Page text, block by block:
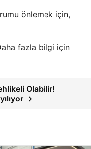
önlemek için,
fazla bilgi için
Olabilir!
→